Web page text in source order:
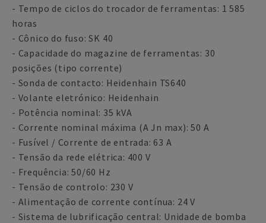
- Tempo de ciclos do trocador de ferramentas: 1 585
horas
- Cônico do fuso: SK 40
- Capacidade do magazine de ferramentas: 30
posições (tipo corrente)
- Sonda de contacto: Heidenhain TS640
- Volante eletrónico: Heidenhain
- Potência nominal: 35 kVA
- Corrente nominal máxima (A Jn max): 50 A
- Fusível / Corrente de entrada: 63 A
- Tensão da rede elétrica: 400 V
- Frequência: 50/60 Hz
- Tensão de controlo: 230 V
- Alimentação de corrente contínua: 24 V
- Sistema de lubrificação central: Unidade de bomba